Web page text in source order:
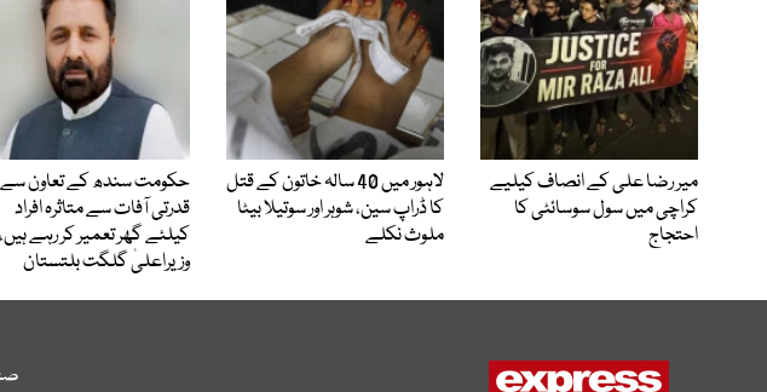
میر رضا علی کے انصاف کیلیے
کراچی میں سول سوسائٹی کا
احتجاج
لاہور میں 40 سالہ خاتون کے قتل
کا ڈراپ سین، شوہر اور سوتیلا بیٹا
ملوث نکلے
حکومت سندھ کے تعاون سے
قدرتی آفات سے متاثرہ افراد
کیلئے گھر تعمیر کر رہے ہیں،
وزیراعلیٰ گلگت بلتستان